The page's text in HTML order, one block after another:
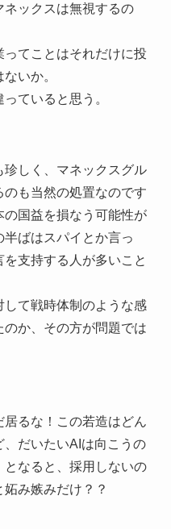
ックスは無視するの
てことはそれだけに投
いか。
ていると思う。
珍しく、マネックスグル
も当然の処置なのです
国益を損なう可能性が
ばはスパイとか言っ
支持する人が多いこと
て戦時体制のような感
か、その方が問題では
るな！この若造はどん
だいたいAIは向こうの
なると、採用しないの
み嫉みだけ？？